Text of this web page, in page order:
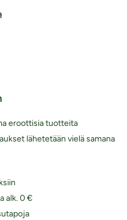
eroottisia tuotteita
lähetetään vielä samana
alk. 0 €